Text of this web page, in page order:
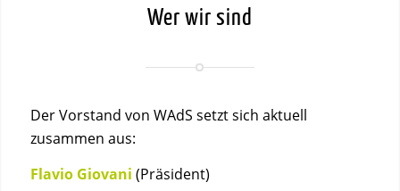
Wer wir sind
DerVorstand von WAdS setzt sich aktuell
zusammen aus:
Flavio Giovani (Präsident)